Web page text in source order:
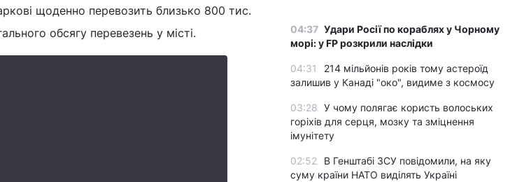
щоденно перевозить близько 800 тис.
обсягу перевезень у місті.
04:37 Удари Росії по кораблях у Чорному
морі: у FP розкрили наслідки
04:31
214 мільйонів років тому астероїд
залишив у Канаді "око", видиме з космосу
03:28 У чому полягає користь волоських
горіхів для серця, мозку та зміцнення
імунітету
02:52
В Генштабі ЗСУ повідомили, на яку
суму країни НАТО виділять Україні